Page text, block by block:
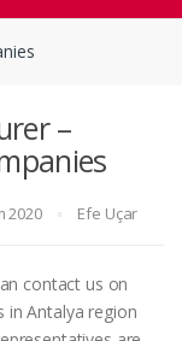
–
2020 Efe Uçar
contact us on
in Antalya region